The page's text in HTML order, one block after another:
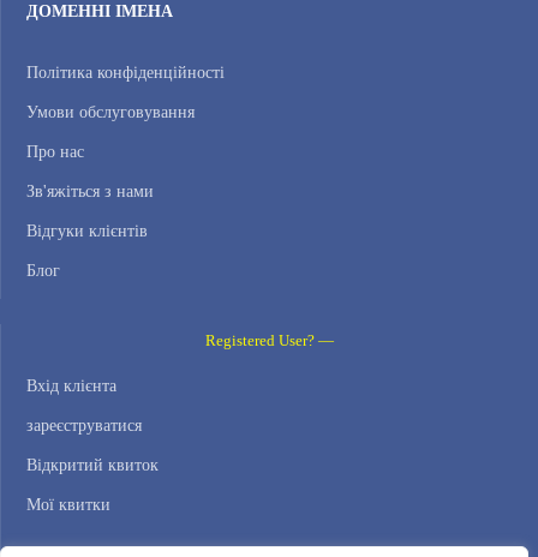
ДОМЕННІ ІМЕНА
Політика конфіденційності
Умови обслуговування
Про нас
Зв'яжіться з нами
Відгуки клієнтів
Блог
Registered User? —
Вхід клієнта
зареєструватися
Відкритий квиток
Мої квитки